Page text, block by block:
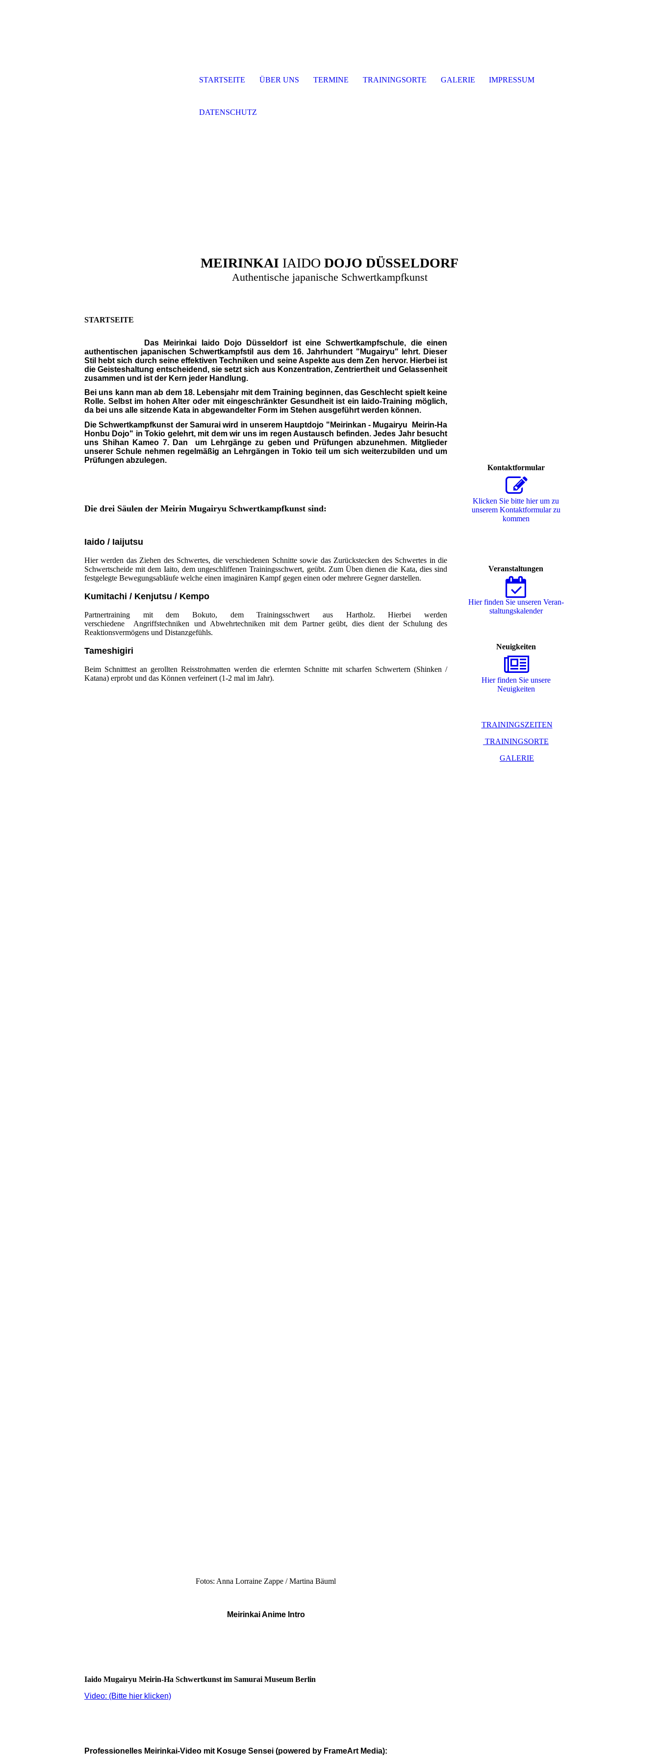
MEIRINKAI IAIDO DOJO DÜSSELDORF
Authentische japanische Schwertkampfkunst
STARTSEITE
Das Meirinkai Iaido Dojo Düsseldorf ist eine Schwertkampfschule, die einen
authentischen japanischen Schwertkampfstil aus dem 16. Jahrhundert "Mugairyu" lehrt. Dieser
Stil hebt sich durch seine effektiven Techniken und seine Aspekte aus dem Zen hervor. Hierbei ist
die Geisteshaltung entscheidend, sie setzt sich aus Konzentration, Zentriertheit und Gelassenheit
zusammen und ist der Kern jeder Handlung.
Bei uns kann man ab dem 18. Lebensjahr mit dem Training beginnen, das Geschlecht spielt keine
Rolle. Selbst im hohen Alter oder mit eingeschränkter Gesundheit ist ein Iaido-Training möglich,
da bei uns alle sitzende Kata in abgewandelter Form im Stehen ausgeführt werden können.
Die Schwertkampfkunst der Samurai wird in unserem Hauptdojo "Meirinkan - Mugairyu Meirin-Ha
Honbu Dojo" in Tokio gelehrt, mit dem wir uns im regen Austausch befinden. Jedes Jahr besucht
uns Shihan Kameo 7. Dan um Lehrgänge zu geben und Prüfungen abzunehmen. Mitglieder
unserer Schule nehmen regelmäßig an Lehrgängen in Tokio teil um sich weiterzubilden und um
Prüfungen abzulegen.
Die drei Säulen der Meirin Mugairyu Schwertkampfkunst sind:
Iaido / Iaijutsu
Hier werden das Ziehen des Schwertes, die verschiedenen Schnitte sowie das Zurückstecken des Schwertes in die
Schwertscheide mit dem Iaito, dem ungeschliffenen Trainingsschwert, geübt. Zum Üben dienen die Kata, dies sind
festgelegte Bewegungsabläufe welche einen imaginären Kampf gegen einen oder mehrere Gegner darstellen.
Kumitachi / Kenjutsu / Kempo
Partnertraining mit dem Bokuto, dem Trainingsschwert aus Hartholz. Hierbei werden
verschiedene Angriffstechniken und Abwehrtechniken mit dem Partner geübt, dies dient der Schulung des
Reaktionsvermögens und Distanzgefühls.
Tameshigiri
Beim Schnitttest an gerollten Reisstrohmatten werden die erlernten Schnitte mit scharfen Schwertern (Shinken /
Katana) erprobt und das Können verfeinert (1-2 mal im Jahr).
Fotos: Anna Lorraine Zappe / Martina Bäuml
Meirinkai Anime Intro
Iaido Mugairyu Meirin-Ha Schwertkunst im Samurai Museum Berlin
Video: (Bitte hier klicken)
Professionelles Meirinkai-Video mit Kosuge Sensei (powered by FrameArt Media):
Kontaktformular
Klicken Sie bitte hier um zu
unserem Kon­takt­for­mu­lar zu
kommen
Veranstaltungen
Hier finden Sie unseren Ver­an­
stal­tungs­ka­len­der
Neuigkeiten
Hier finden Sie unsere
Neuigkeiten
TRAININGSZEITEN
TRAININGSORTE
GALERIE
STARTSEITE ÜBER UNS TERMINE TRAININGSORTE GALERIE IMPRESSUM
DATENSCHUTZ